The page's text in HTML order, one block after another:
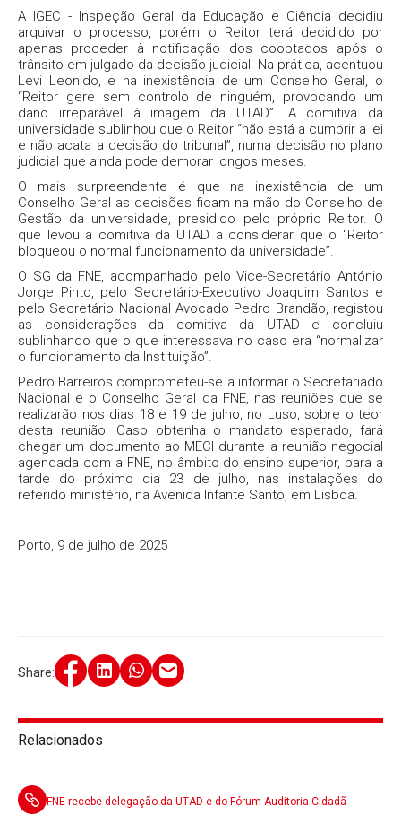
Relacionados
FNE recebe delegação da UTAD e do Fórum Auditoria Cidadã
A IGEC - Inspeção Geral da Educação e Ciência decidiu
arquivar o processo, porém o Reitor terá decidido por
apenas proceder à notificação dos cooptados após o
trânsito em julgado da decisão judicial. Na prática, acentuou
Levi Leonido, e na inexistência de um Conselho Geral, o
“Reitor gere sem controlo de ninguém, provocando um
dano irreparável à imagem da UTAD”. A comitiva da
universidade sublinhou que o Reitor “não está a cumprir a lei
e não acata a decisão do tribunal”, numa decisão no plano
judicial que ainda pode demorar longos meses.
O mais surpreendente é que na inexistência de um
Conselho Geral as decisões ficam na mão do Conselho de
Gestão da universidade, presidido pelo próprio Reitor. O
que levou a comitiva da UTAD a considerar que o “Reitor
bloqueou o normal funcionamento da universidade”.
O SG da FNE, acompanhado pelo Vice-Secretário António
Jorge Pinto, pelo Secretário-Executivo Joaquim Santos e
pelo Secretário Nacional Avocado Pedro Brandão, registou
as considerações da comitiva da UTAD e concluiu
sublinhando que o que interessava no caso era “normalizar
o funcionamento da Instituição”.
Pedro Barreiros comprometeu-se a informar o Secretariado
Nacional e o Conselho Geral da FNE, nas reuniões que se
realizarão nos dias 18 e 19 de julho, no Luso, sobre o teor
desta reunião. Caso obtenha o mandato esperado, fará
chegar um documento ao MECI durante a reunião negocial
agendada com a FNE, no âmbito do ensino superior, para a
tarde do próximo dia 23 de julho, nas instalações do
referido ministério, na Avenida Infante Santo, em Lisboa.
Porto, 9 de julho de 2025
Share: